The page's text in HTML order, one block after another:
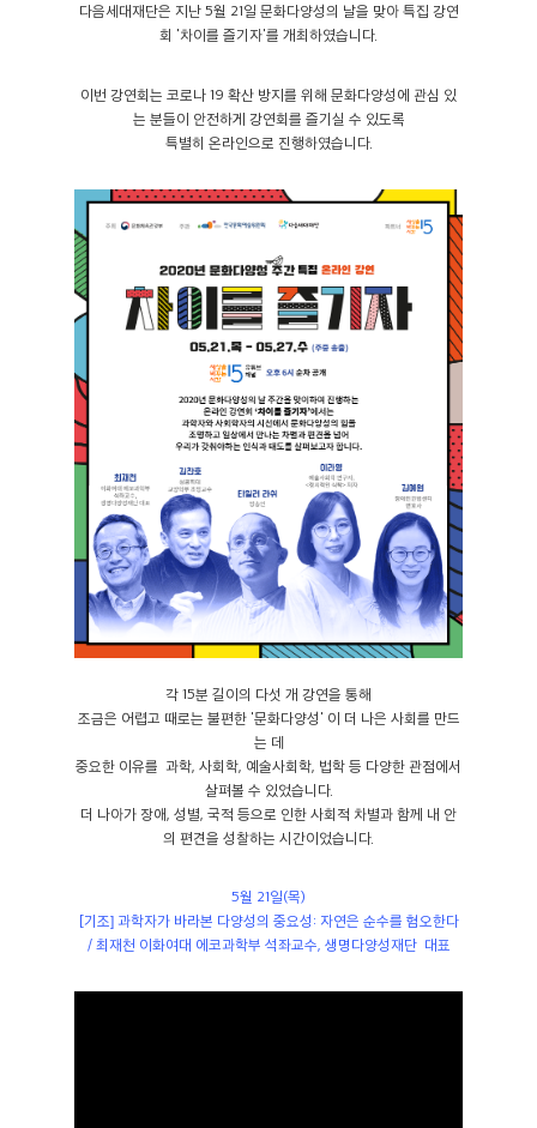
다음세대재단은 지난 5월 21일 문화다양성의 날을 맞아 특집 강연
회 '차이를 즐기자'를 개최하였습니다.
이번 강연회는 코로나 19 확산 방지를 위해 문화다양성에 관심 있
는 분들이 안전하게 강연회를 즐기실 수 있도록
특별히 온라인으로 진행하였습니다.
각 15분 길이의 다섯 개 강연을 통해
조금은 어렵고 때로는 불편한 '문화다양성' 이 더 나은 사회를 만드
는 데
중요한 이유를 과학, 사회학, 예술사회학, 법학 등 다양한 관점에서
살펴볼 수 있었습니다.
더 나아가 장애, 성별, 국적 등으로 인한 사회적 차별과 함께 내 안
의 편견을 성찰하는 시간이었습니다.
5월 21일(목)
[기조] 과학자가 바라본 다양성의 중요성: 자연은 순수를 혐오한다
/ 최재천 이화여대 에코과학부 석좌교수, 생명다양성재단 대표